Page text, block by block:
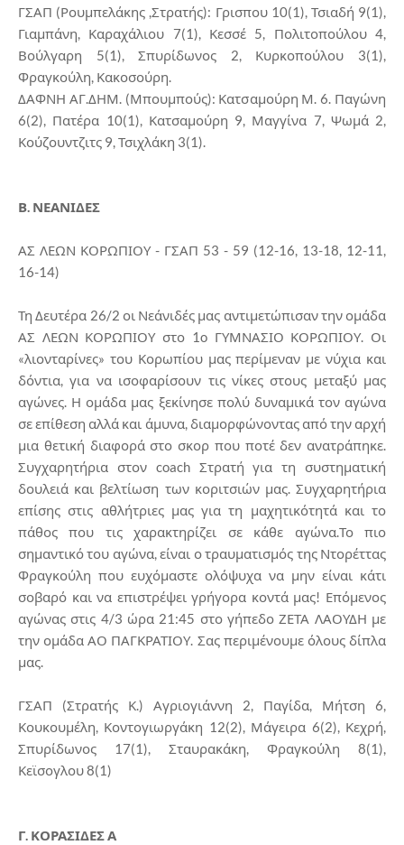
ΓΣΑΠ (Ρουμπελάκης ,Στρατής): Γρισπου 10(1), Τσιαδή 9(1),
Γιαμπάνη, Καραχάλιου 7(1), Κεσσέ 5, Πολιτοπούλου 4,
Βούλγαρη 5(1), Σπυρίδωνος 2, Κυρκοπούλου 3(1),
Φραγκούλη, Κακοσούρη.
ΔΑΦΝΗ ΑΓ.ΔΗΜ. (Μπουμπούς): Κατσαμούρη Μ. 6. Παγώνη
6(2), Πατέρα 10(1), Κατσαμούρη 9, Μαγγίνα 7, Ψωμά 2,
Κούζουντζιτς 9, Τσιχλάκη 3(1).
Β. ΝΕΑΝΙΔΕΣ
ΑΣ ΛΕΩΝ ΚΟΡΩΠΙΟΥ - ΓΣΑΠ 53 - 59 (12-16, 13-18, 12-11,
16-14)
Τη Δευτέρα 26/2 οι Νεάνιδές μας αντιμετώπισαν την ομάδα
ΑΣ ΛΕΩΝ ΚΟΡΩΠΙΟΥ στο 1o ΓΥΜΝΑΣΙΟ ΚΟΡΩΠΙΟΥ. Οι
«λιονταρίνες» του Κορωπίου μας περίμεναν με νύχια και
δόντια, για να ισοφαρίσουν τις νίκες στους μεταξύ μας
αγώνες. Η ομάδα μας ξεκίνησε πολύ δυναμικά τον αγώνα
σε επίθεση αλλά και άμυνα, διαμορφώνοντας από την αρχή
μια θετική διαφορά στο σκορ που ποτέ δεν ανατράπηκε.
Συγχαρητήρια στον coach Στρατή για τη συστηματική
δουλειά και βελτίωση των κοριτσιών μας. Συγχαρητήρια
επίσης στις αθλήτριες μας για τη μαχητικότητά και το
πάθος που τις χαρακτηρίζει σε κάθε αγώνα.Το πιο
σημαντικό του αγώνα, είναι ο τραυματισμός της Ντορέττας
Φραγκούλη που ευχόμαστε ολόψυχα να μην είναι κάτι
σοβαρό και να επιστρέψει γρήγορα κοντά μας! Επόμενος
αγώνας στις 4/3 ώρα 21:45 στο γήπεδο ΖΕΤΑ ΛΑΟΥΔΗ με
την ομάδα ΑΟ ΠΑΓΚΡΑΤΙΟΥ. Σας περιμένουμε όλους δίπλα
μας.
ΓΣΑΠ (Στρατής Κ.) Αγριογιάννη 2, Παγίδα, Μήτση 6,
Κουκουμέλη, Κοντογιωργάκη 12(2), Μάγειρα 6(2), Κεχρή,
Σπυρίδωνος 17(1), Σταυρακάκη, Φραγκούλη 8(1),
Κεϊσογλου 8(1)
Γ. ΚΟΡΑΣΙΔΕΣ Α